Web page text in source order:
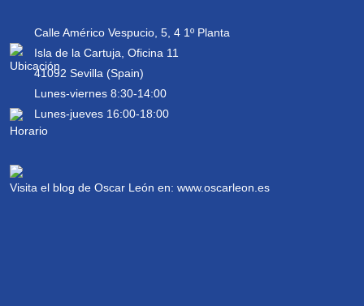
Calle Américo Vespucio, 5, 4 1º Planta
Isla de la Cartuja, Oficina 11
41092 Sevilla (Spain)
Lunes-viernes 8:30-14:00
Lunes-jueves 16:00-18:00
Visita el blog de Oscar León en: www.oscarleon.es